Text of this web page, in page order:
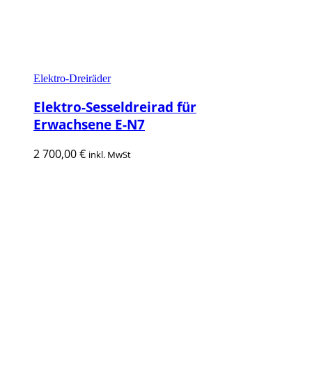
Elektro-Dreiräder
Elektro-Sesseldreirad für
Erwachsene E-N7
2 700,00€ inkl. MwSt